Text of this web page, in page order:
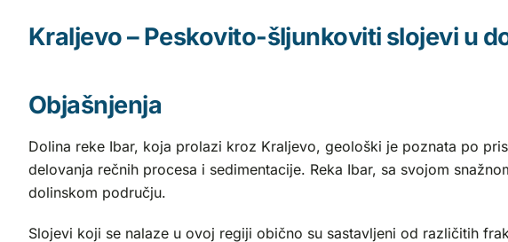
Kraljevo – Peskovito-šljunkoviti slojevi u
Objašnjenja
Dolina reke Ibar, koja prolazi kroz Kraljevo, geološki je poznata po
delovanja rečnih procesa i sedimentacije. Reka Ibar, sa svojom
dolinskom području.
Slojevi koji se nalaze u ovoj regiji obično su sastavljeni od različitih